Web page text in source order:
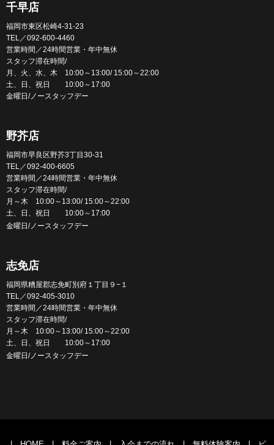
千早店
福岡市東区松崎4-31-23
TEL／092-600-4460
営業時間／24時間営業・年中無休
スタッフ滞在時間/
月、火、水、木 10:00～13:00/ 15:00～22:00
土、日、祝日 10:00～17:00
金曜日/ノースタッフデー
野芥店
福岡市早良区野芥3丁目30-31
TEL／092-400-6605
営業時間／24時間営業・年中無休
スタッフ滞在時間/
月～木 10:00～13:00/ 15:00～22:00
土、日、祝日 10:00～17:00
金曜日/ノースタッフデー
志免店
福岡県糟屋郡志免町別府１丁目９−１
TEL／092-405-3010
営業時間／24時間営業・年中無休
スタッフ滞在時間/
月～木 10:00～13:00/ 15:00～22:00
土、日、祝日 10:00～17:00
金曜日/ノースタッフデー